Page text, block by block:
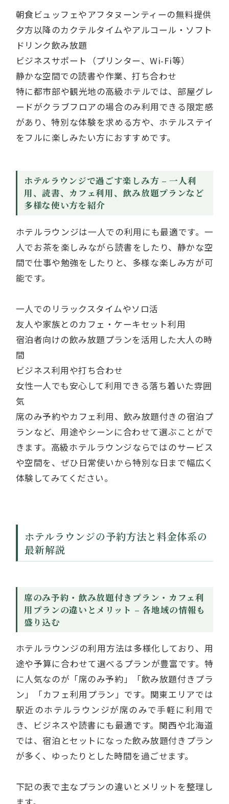
朝食ビュッフェやアフタヌーンティーの無料提供
夕方以降のカクテルタイムやアルコール・ソフト
ドリンク飲み放題
ビジネスサポート（プリンター、Wi-Fi等）
静かな空間での読書や作業、打ち合わせ
特に都市部や観光地の高級ホテルでは、部屋グレ
ードがクラブフロアの場合のみ利用できる限定感
があり、特別な体験を求める方や、ホテルステイ
をフルに楽しみたい方におすすめです。
ホテルラウンジで過ごす楽しみ方 – 一人利
用、読書、カフェ利用、飲み放題プランなど
多様な使い方を紹介
ホテルラウンジは一人での利用にも最適です。一
人でお茶を楽しみながら読書をしたり、静かな空
間で仕事や勉強をしたりと、多様な楽しみ方が可
能です。
一人でのリラックスタイムやソロ活
友人や家族とのカフェ・ケーキセット利用
宿泊者向けの飲み放題プランを活用した大人の時
間
ビジネス利用や打ち合わせ
女性一人でも安心して利用できる落ち着いた雰囲
気
席のみ予約やカフェ利用、飲み放題付きの宿泊プ
ランなど、用途やシーンに合わせて選ぶことがで
きます。高級ホテルラウンジならではのサービス
や空間を、ぜひ日常使いから特別な日まで幅広く
体験してみてください。
ホテルラウンジの予約方法と料金体系の
最新解説
席のみ予約・飲み放題付きプラン・カフェ利
用プランの違いとメリット – 各地域の情報も
盛り込む
ホテルラウンジの利用方法は多様化しており、用
途や予算に合わせて選べるプランが豊富です。特
に人気なのが「席のみ予約」「飲み放題付きプラ
ン」「カフェ利用プラン」です。関東エリアでは
駅近のホテルラウンジが席のみで手軽に利用で
き、ビジネスや読書にも最適です。関西や北海道
では、宿泊とセットになった飲み放題付きプラン
が多く、ゆったりとした時間を過ごせます。
下記の表で主なプランの違いとメリットを整理し